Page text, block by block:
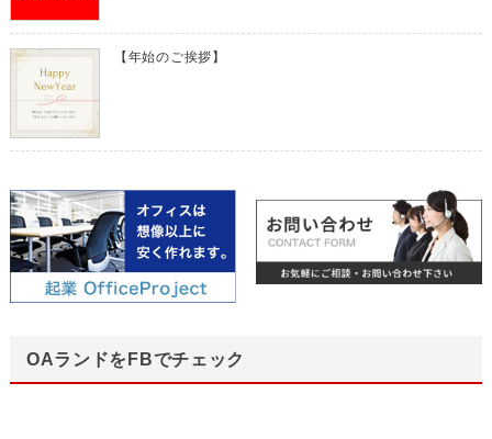
【年始のご挨拶】
OAランドをFBでチェック